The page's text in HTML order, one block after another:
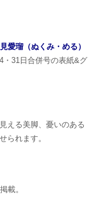
愛瑠（ぬくみ・める）
・31日合併号の表紙&グ
える美脚、憂いのある
られます。
載。